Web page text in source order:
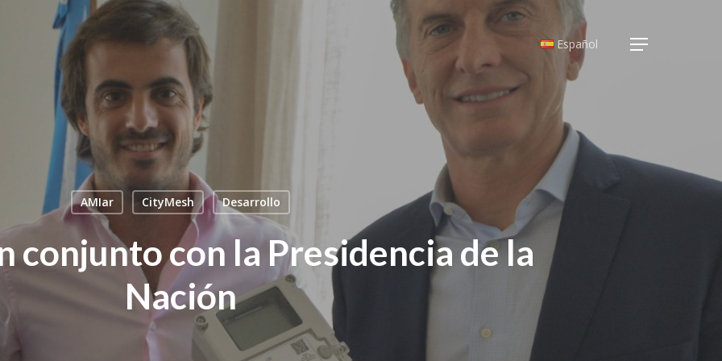
Español Menu
AMIar CityMesh Desarrollo
conjunto con la Presidencia de la
Nación